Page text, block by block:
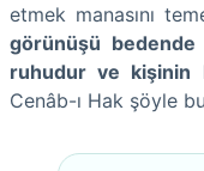
etmek manasını
görünüşü
ruhudur ve kişinin
Cenâb-ı Hak şöyle